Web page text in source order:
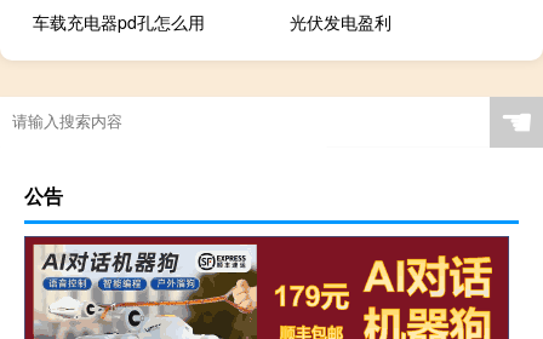
车载充电器pd孔怎么用
光伏发电盈利
☚
公告